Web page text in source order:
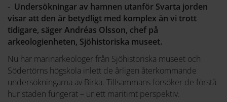
- Undersökningar av hamnen utanför Svarta jorden
visar att den är betydligt med komplex än vi trott
tidigare, säger Andréas Olsson, chef på
arkeologienheten, Sjöhistoriska museet.
Nu har marinarkeologer från Sjöhistoriska museet och
Södertörns högskola inlett de årligen återkommande
undersökningarna av Birka. Tillsammans försöker de förstå
hur staden fungerat – ur ett maritimt perspektiv.